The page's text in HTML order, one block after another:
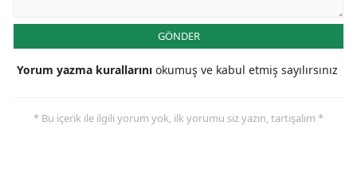
GÖNDER
Yorum yazma kurallarını okumuş ve kabul etmiş sayılırsınız
* Bu içerik ile ilgili yorum yok, ilk yorumu siz yazın, tartışalım *